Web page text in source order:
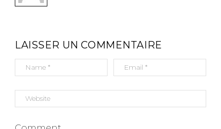
LAISSER UN COMMENTAIRE